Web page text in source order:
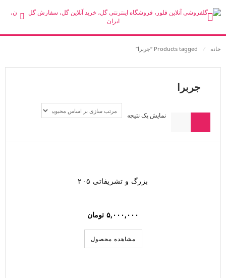
خانه ⁄ Products tagged “جربرا”
جربرا
نمایش یک نتیجه
بزرگ و تشریفاتی ۲۰۵
۵,۰۰۰,۰۰۰ تومان
مشاهده محصول